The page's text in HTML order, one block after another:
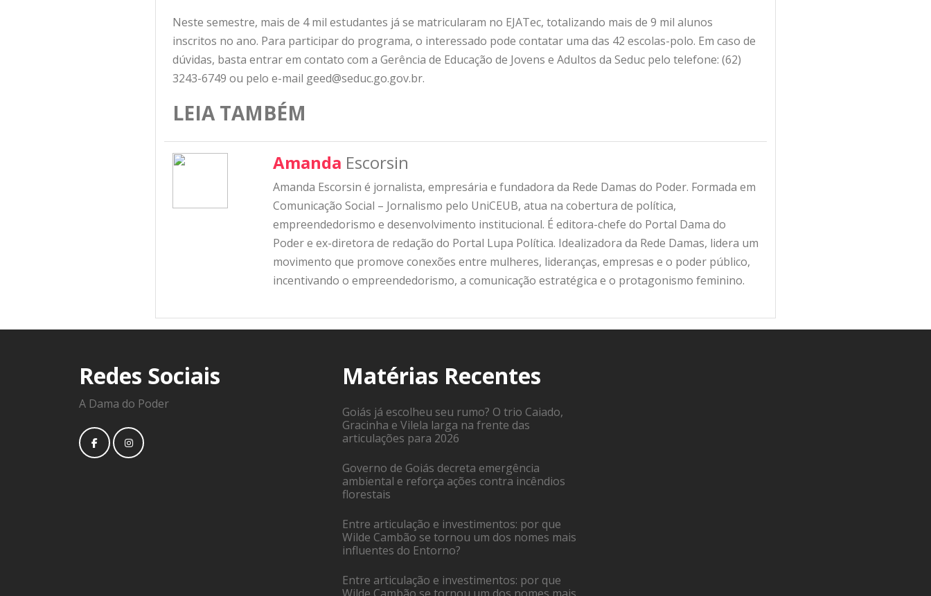
Neste semestre, mais de 4 mil estudantes já se matricularam no EJATec, totalizando mais de 9 mil alunos
inscritos no ano. Para participar do programa, o interessado pode contatar uma das 42 escolas-polo. Em caso de
dúvidas, basta entrar em contato com a Gerência de Educação de Jovens e Adultos da Seduc pelo telefone: (62)
3243-6749 ou pelo e-mail geed@seduc.go.gov.br.
LEIA TAMBÉM
Amanda Escorsin
Amanda Escorsin é jornalista, empresária e fundadora da Rede Damas do Poder. Formada em
Comunicação Social – Jornalismo pelo UniCEUB, atua na cobertura de política,
empreendedorismo e desenvolvimento institucional. É editora-chefe do Portal Dama do
Poder e ex-diretora de redação do Portal Lupa Política. Idealizadora da Rede Damas, lidera um
movimento que promove conexões entre mulheres, lideranças, empresas e o poder público,
incentivando o empreendedorismo, a comunicação estratégica e o protagonismo feminino.
Redes Sociais
A Dama do Poder
Matérias Recentes
Goiás já escolheu seu rumo? O trio Caiado,
Gracinha e Vilela larga na frente das
articulações para 2026
Governo de Goiás decreta emergência
ambiental e reforça ações contra incêndios
florestais
Entre articulação e investimentos: por que
Wilde Cambão se tornou um dos nomes mais
influentes do Entorno?
Entre articulação e investimentos: por que